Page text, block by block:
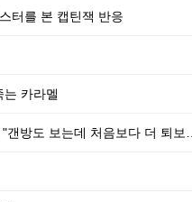
터를 본 캡틴잭 반응
는 카라멜
갠방도 보는데 처음보다 더 퇴보…